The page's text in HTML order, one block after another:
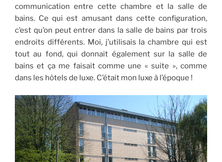
communication entre cette chambre et la salle de
bains. Ce qui est amusant dans cette configuration,
c’est qu’on peut entrer dans la salle de bains par trois
endroits différents. Moi, j’utilisais la chambre qui est
tout au fond, qui donnait également sur la salle de
bains et ça me faisait comme une « suite », comme
dans les hôtels de luxe. C’était mon luxe à l’époque !